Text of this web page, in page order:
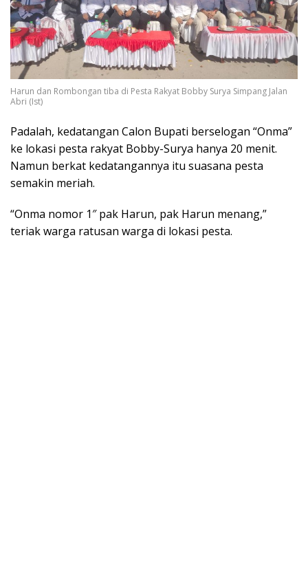
Harun dan Rombongan tiba di Pesta Rakyat Bobby Surya Simpang Jalan
Abri (Ist)
Padalah, kedatangan Calon Bupati berselogan “Onma”
ke lokasi pesta rakyat Bobby-Surya hanya 20 menit.
Namun berkat kedatangannya itu suasana pesta
semakin meriah.
“Onma nomor 1″ pak Harun, pak Harun menang,”
teriak warga ratusan warga di lokasi pesta.